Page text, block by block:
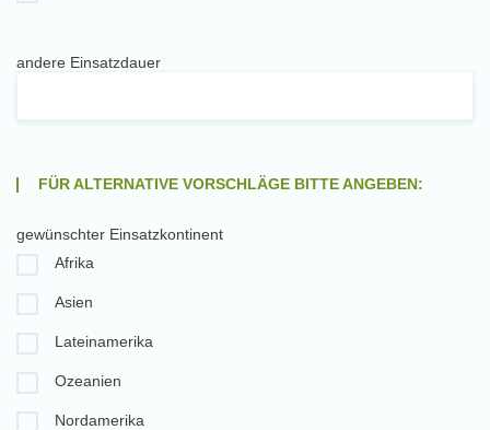
andere Einsatzdauer
FÜR ALTERNATIVE VORSCHLÄGE BITTE ANGEBEN:
gewünschter Einsatzkontinent
Afrika
Asien
Lateinamerika
Ozeanien
Nordamerika